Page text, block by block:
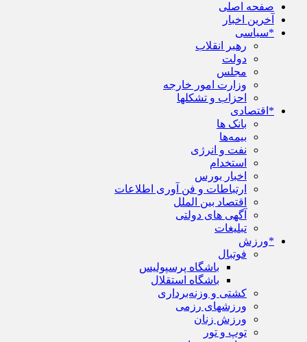
صفحه اصلی
آخرین اخبار
*سیاسی
رهبر انقلاب
دولت
مجلس
وزارت امور خارجه
احزاب و تشکلها
*اقتصادی
بانک ها
بیمه‌ها
نفت و انرژی
استخدام
اخبار بورس
ارتباطات و فن آوری اطلاعات
اقتصاد بین الملل
آگهی های دولتی
تبلیغات
*ورزش
فوتبال
باشگاه پرسپولیس
باشگاه استقلال
کشتی و وزنه‌برداری
ورزشهای رزمی
ورزش زنان
توپ و تور